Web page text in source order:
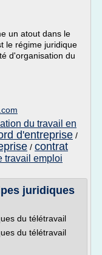
un atout dans le
le régime juridique
d'organisation du
du travail en
d'entreprise /
/ contrat
travail emploi
juridiques
du télétravail
du télétravail